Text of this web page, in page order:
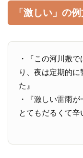
「激しい」の
・『この河川敷
り、夜は定期的
た』
・『激しい雷雨
とてもだるくて辛